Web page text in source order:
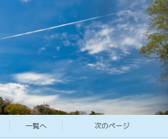
ボランティア活動も頑張ってます
第二部ストリートビュー
熊本の観光地 (ホットスポットストリートビュー360°VR集)②
20才ポートレート撮影と癒やしのブログ
ウクライナ支援と国際災害支援
現在もブルース・リーの大記錄は世界No1
Gemini 超人口知能
一覧へ 次のページ